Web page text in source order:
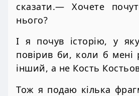
сказати.— Хочете
нього?
І я почув історію, у
повірив би, коли б мені
інший, а не Кость
Тож я подаю кілька